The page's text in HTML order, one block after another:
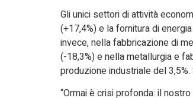
Gli unici settori di attività
(+17,4%) e la fornitura di
invece, nella fabbricazione di
(-18,3%) e nella metallurgia e
produzione industriale del
“Ormai è crisi profonda: il